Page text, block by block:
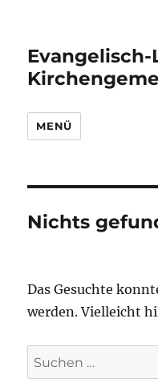
MENÜ
Nichts
Das Gesuchte
werden. Vielleicht
Suchen
nach: